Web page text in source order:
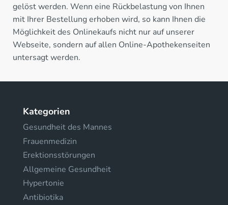
gelöst werden. Wenn eine Rückbelastung von Ihnen
mit Ihrer Bestellung erhoben wird, so kann Ihnen die
Möglichkeit des Onlinekaufs nicht nur auf unserer
Webseite, sondern auf allen Online-Apothekenseiten
untersagt werden.
Kategorien
Gesundheit des Mannes
Frauenmedizin
Erektionsstörungen
Allgemeine Gesundheit
Hypertonie
Antibiotika